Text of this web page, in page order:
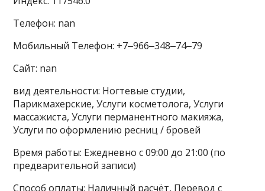
Телефон: nan
Мобильный Телефон: +7‒966‒348‒74‒79
Сайт: nan
вид деятельности: Ногтевые студии,
Парикмахерские, Услуги косметолога, Услуги
массажиста, Услуги перманентного макияжа,
Услуги по оформлению ресниц / бровей
Время работы: Ежедневно с 09:00 до 21:00 (по
предварительной записи)
Способ оплаты: Наличный расчёт, Перевод с